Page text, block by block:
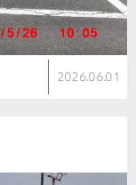
2026.06.01